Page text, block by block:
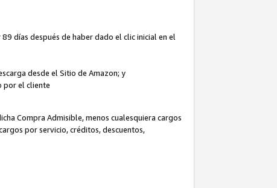
días después de haber dado el clic inicial en el
desde el Sitio de Amazon; y
por el cliente
Compra Admisible, menos cualesquiera cargos
por servicio, créditos, descuentos,